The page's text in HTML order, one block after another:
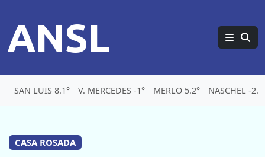
ANSL
SAN LUIS 8.1° V. MERCEDES -1° MERLO 5.2° NASCHEL -
CASA ROSADA